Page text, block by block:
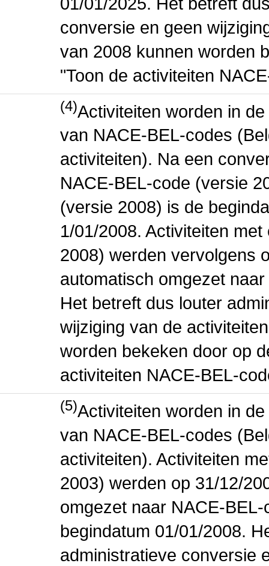
conversie en geen
van 2008 kunnen worden
"Toon de activiteiten
(4)Activiteiten worden in
van NACE-BEL-codes
activiteiten). Na een
NACE-BEL-code (versie
(versie 2008) is de
1/01/2008. Activiteiten
2008) werden vervolgens
automatisch omgezet
Het betreft dus louter
wijziging van de
worden bekeken door op
activiteiten NACE-BEL-
(5)Activiteiten worden in
van NACE-BEL-codes
activiteiten). Activiteiten
2003) werden op 31/12/
omgezet naar NACE-
begindatum 01/01/2008.
administratieve conversie